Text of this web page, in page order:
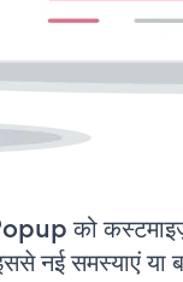
को
समस्याएं या